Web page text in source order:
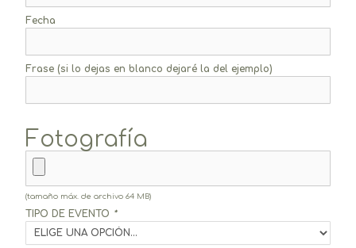
Fecha
Frase (si lo dejas en blanco dejaré la del ejemplo)
Fotografía
(tamaño máx. de archivo 64 MB)
TIPO DE EVENTO *